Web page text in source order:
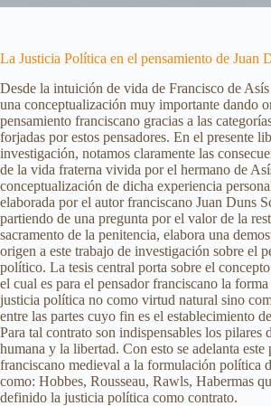
La Justicia Política en el pensamiento de Juan
Desde la intuición de vida de Francisco de Asís
una conceptualización muy importante dando
pensamiento franciscano gracias a las
forjadas por estos pensadores. En el presente
investigación, notamos claramente las
de la vida fraterna vivida por el hermano de
conceptualización de dicha experiencia
elaborada por el autor franciscano Juan Duns
partiendo de una pregunta por el valor de la
sacramento de la penitencia, elabora una
origen a este trabajo de investigación sobre el
político. La tesis central porta sobre el
el cual es para el pensador franciscano la
justicia política no como virtud natural sino
entre las partes cuyo fin es el establecimiento
Para tal contrato son indispensables los pilares
humana y la libertad. Con esto se adelanta este
franciscano medieval a la formulación política
como: Hobbes, Rousseau, Rawls, Habermas
definido la justicia política como contrato.